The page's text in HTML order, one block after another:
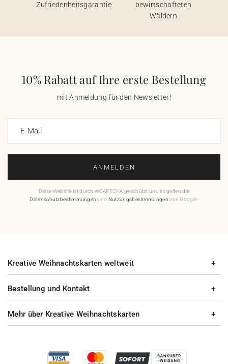
Zufriedenheitsgarantie
bewirtschafteten
Wäldern
10% Rabatt auf Ihre erste Bestellung
mit Anmeldung für den Newsletter!
E-Mail
ANMELDEN
Diese Website ist durch reCAPTCHA geschützt und es gelten die
Datenschutzbestimmungen und Nutzungsbestimmungen von Google.
Bestellung und Kontakt
Mehr über Kreative Weihnachtskarten
Kreative Weihnachtskarten weltweit